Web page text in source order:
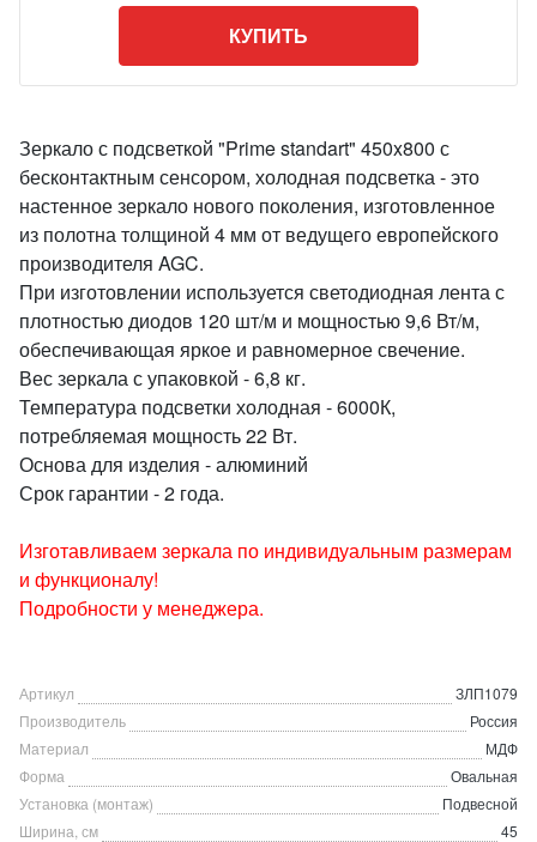
КУПИТЬ
Зеркало с подсветкой "Prime standart" 450x800 с
бесконтактным сенсором, холодная подсветка - это
настенное зеркало нового поколения, изготовленное
из полотна толщиной 4 мм от ведущего европейского
производителя AGC.
При изготовлении используется светодиодная лента с
плотностью диодов 120 шт/м и мощностью 9,6 Вт/м,
обеспечивающая яркое и равномерное свечение.
Вес зеркала с упаковкой - 6,8 кг.
Температура подсветки холодная - 6000К,
потребляемая мощность 22 Вт.
Основа для изделия - алюминий
Срок гарантии - 2 года.
Изготавливаем зеркала по индивидуальным размерам
и функционалу!
Подробности у менеджера.
Артикул
ЗЛП1079
Производитель
Россия
Материал
МДФ
Форма
Овальная
Установка (монтаж)
Подвесной
Ширина, см
45